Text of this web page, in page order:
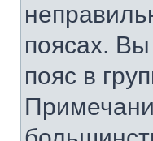
поясах.
пояс в